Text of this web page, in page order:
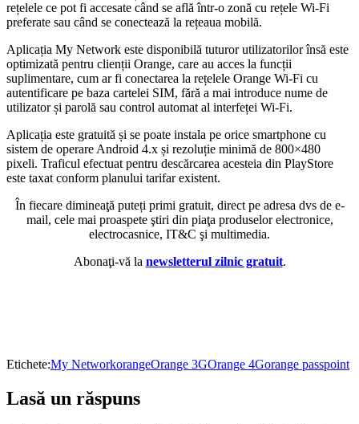
rețelele ce pot fi accesate când se află într-o zonă cu rețele Wi-Fi
preferate sau când se conectează la rețeaua mobilă.
Aplicația My Network este disponibilă tuturor utilizatorilor însă este
optimizată pentru clienții Orange, care au acces la funcții
suplimentare, cum ar fi conectarea la rețelele Orange Wi-Fi cu
autentificare pe baza cartelei SIM, fără a mai introduce nume de
utilizator și parolă sau control automat al interfeței Wi-Fi.
Aplicația este gratuită și se poate instala pe orice smartphone cu
sistem de operare Android 4.x și rezoluție minimă de 800×480
pixeli. Traficul efectuat pentru descărcarea acesteia din PlayStore
este taxat conform planului tarifar existent.
În fiecare dimineaţă puteți primi gratuit, direct pe adresa dvs de e-
mail, cele mai proaspete ştiri din piaţa produselor electronice,
electrocasnice, IT&C şi multimedia.
Abonaţi-vă la newsletterul zilnic gratuit.
Etichete:My NetworkorangeOrange 3GOrange 4Gorange passpoint
Lasă un răspuns